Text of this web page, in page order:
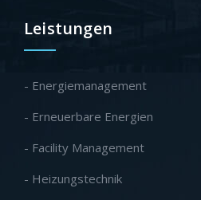
Leistungen
- Energiemanagement
- Erneuerbare Energien
- Facility Management
- Heizungstechnik